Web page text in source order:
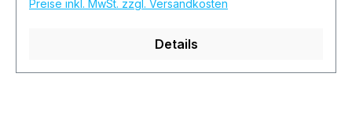
Preise inkl. MwSt. zzgl. Versandkosten
Details